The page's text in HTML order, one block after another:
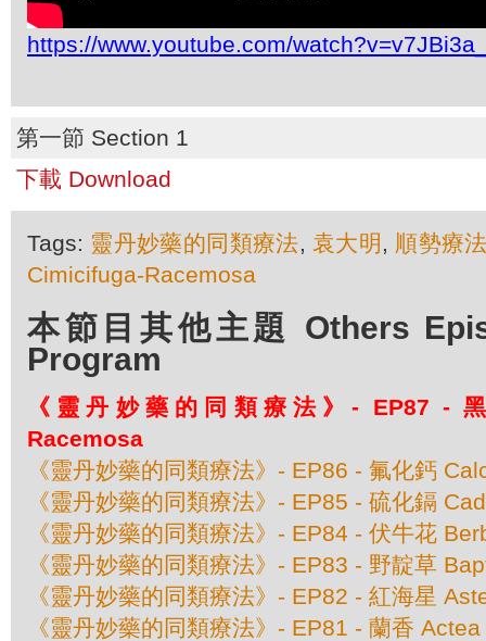
https://www.youtube.com/
第一節 Section 1
下載 Download
Tags: 靈丹妙藥的同類療法, 袁大明 , 順勢療
Cimicifuga-Racemosa
本節目其他主題 Others
Program
《靈丹妙藥的同類療法》- EP87 -
Racemosa
《靈丹妙藥的同類療法》- EP86 - 氟化鈣
《靈丹妙藥的同類療法》- EP85 - 硫化鎘
《靈丹妙藥的同類療法》- EP84 - 伏牛花
《靈丹妙藥的同類療法》- EP83 - 野靛草
《靈丹妙藥的同類療法》- EP82 - 紅海星
《靈丹妙藥的同類療法》- EP81 - 蘭香